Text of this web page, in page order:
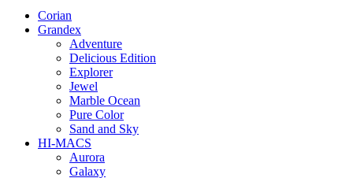
Corian
Grandex
Adventure
Delicious Edition
Explorer
Jewel
Marble Ocean
Pure Color
Sand and Sky
HI-MACS
Aurora
Galaxy